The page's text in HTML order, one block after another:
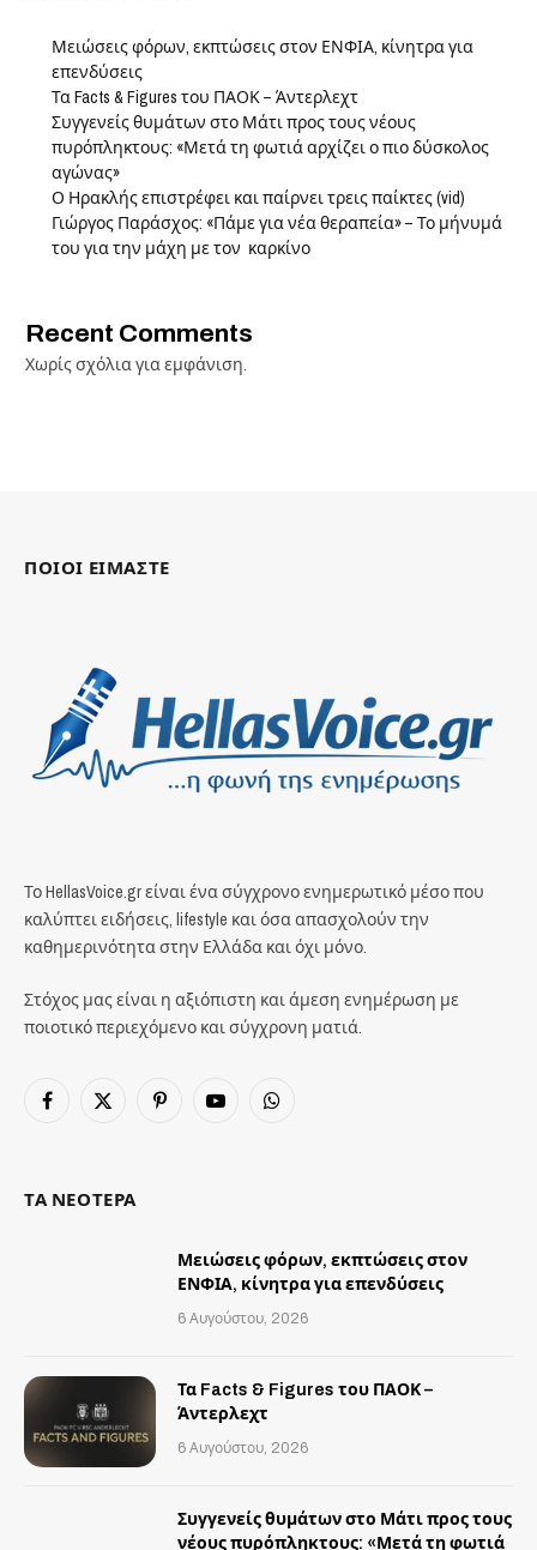
Μειώσεις φόρων, εκπτώσεις στον ΕΝΦΙΑ, κίνητρα για
επενδύσεις
Τα Facts & Figures του ΠΑΟΚ – Άντερλεχτ
Συγγενείς θυμάτων στο Μάτι προς τους νέους
πυρόπληκτους: «Μετά τη φωτιά αρχίζει ο πιο δύσκολος
αγώνας»
Ο Ηρακλής επιστρέφει και παίρνει τρεις παίκτες (vid)
Γιώργος Παράσχος: «Πάμε για νέα θεραπεία» – Το μήνυμά
του για την μάχη με τον καρκίνο
Recent Comments
Χωρίς σχόλια για εμφάνιση.
ΠΟΙΟΙ ΕΙΜΑΣΤΕ
Το HellasVoice.gr είναι ένα σύγχρονο ενημερωτικό μέσο που
καλύπτει ειδήσεις, lifestyle και όσα απασχολούν την
καθημερινότητα στην Ελλάδα και όχι μόνο.
Στόχος μας είναι η αξιόπιστη και άμεση ενημέρωση με
ποιοτικό περιεχόμενο και σύγχρονη ματιά.
Facebook
X
PinterestYouTubeWhatsApp
ΤΑ ΝΕΟΤΕΡΑ
Μειώσεις φόρων, εκπτώσεις στον
ΕΝΦΙΑ, κίνητρα για επενδύσεις
6 Αυγούστου, 2026
Τα Facts & Figures του ΠΑΟΚ –
Άντερλεχτ
6 Αυγούστου, 2026
Συγγενείς θυμάτων στο Μάτι προς τους
νέους πυρόπληκτους: «Μετά τη φωτιά